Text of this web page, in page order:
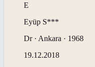
E
Eyüp S***
Dr · Ankara · 1968
19.12.2018